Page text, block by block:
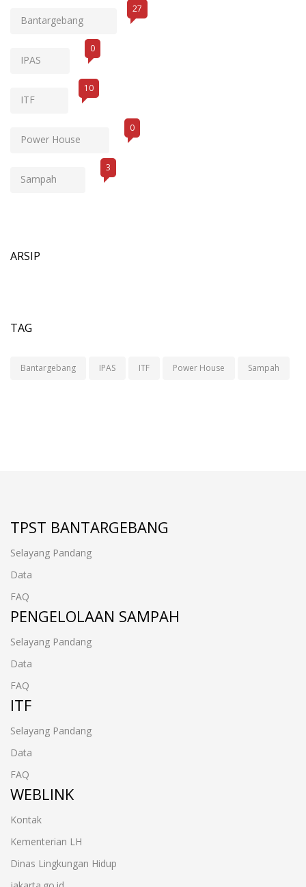
Bantargebang
27
IPAS
0
ITF
10
Power House
0
Sampah
3
ARSIP
TAG
Bantargebang IPAS ITF Power House Sampah
TPST BANTARGEBANG
Selayang Pandang
Data
FAQ
PENGELOLAAN SAMPAH
Selayang Pandang
Data
FAQ
ITF
Selayang Pandang
Data
FAQ
WEBLINK
Kontak
Kementerian LH
Dinas Lingkungan Hidup